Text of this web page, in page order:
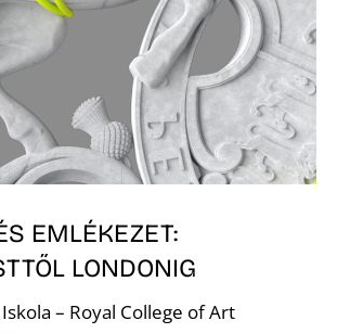
EMLÉKEZET:
LONDONIG
– Royal College of Art